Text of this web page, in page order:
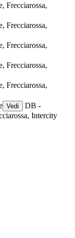
Frecciarossa,
Frecciarossa,
Frecciarossa,
Frecciarossa,
Frecciarossa,
Vedi
DB -
Intercity